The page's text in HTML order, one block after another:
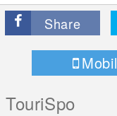
Share
Mobil
TouriSpo